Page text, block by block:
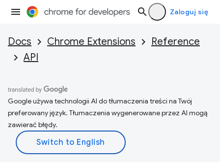
Zaloguj się
Docs Chrome Extensions
Reference
API
Google używa technologii AI do tłumaczenia treści na Twój
preferowany język. Tłumaczenia wygenerowane przez AI mogą
zawierać błędy.